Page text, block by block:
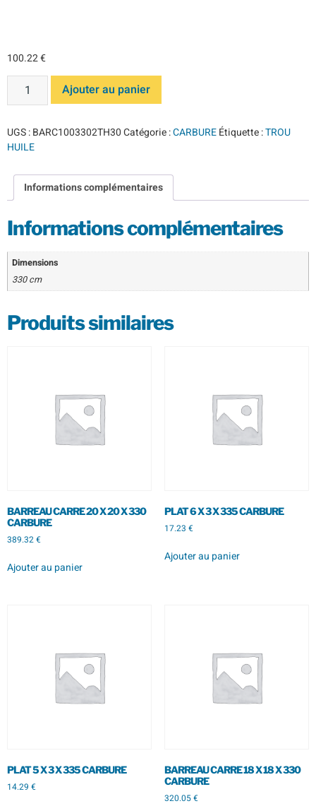
100.22€
Ajouter au panier
UGS :BARC1003302TH30Catégorie :CARBUREÉtiquette :TROU
HUILE
Informations complémentaires
Informations complémentaires
Dimensions
330 cm
Produits similaires
BARREAU CARRE 20 X 20 X 330
CARBURE
389.32€
Ajouter au panier
PLAT 6 X 3 X 335 CARBURE
17.23 €
Ajouter au panier
PLAT 5 X 3 X 335 CARBURE
14.29 €
BARREAU CARRE 18 X 18 X 330
CARBURE
320.05€